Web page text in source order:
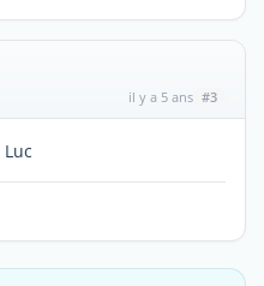
il y a 5 ans #3